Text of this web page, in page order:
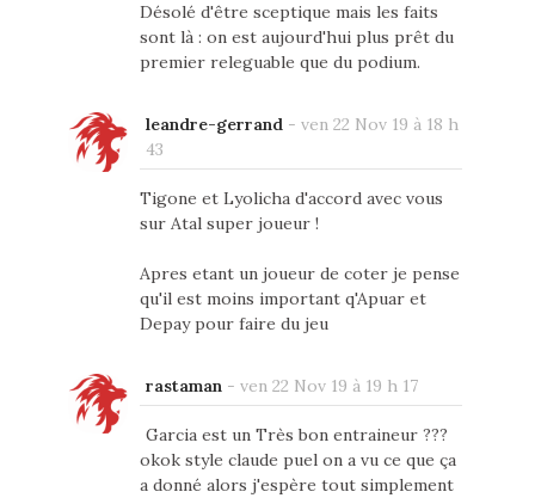
Désolé d'être sceptique mais les faits
sont là : on est aujourd'hui plus prêt du
premier releguable que du podium.
leandre-gerrand- ven 22 Nov 19 à 18 h
43
Tigone et Lyolicha d'accord avec vous
sur Atal super joueur !
Apres etant un joueur de coter je pense
qu'il est moins important q'Apuar et
Depay pour faire du jeu
rastaman- ven 22 Nov 19 à 19 h 17
Garcia est un Très bon entraineur ???
okok style claude puel on a vu ce que ça
a donné alors j'espère tout simplement